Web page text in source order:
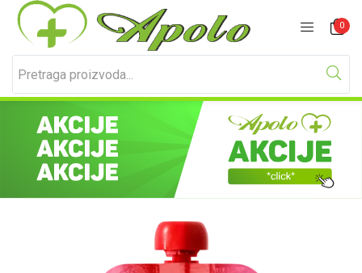
0
Prijavite se Registracija
Unesite svoje korisničko ime i lozinku za prijavu.